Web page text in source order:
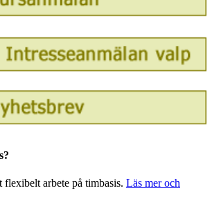
arbete på timbasis. Läs mer och